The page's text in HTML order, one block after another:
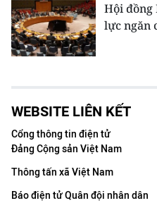
Hội đồng
lực ngăn
WEBSITE LIÊN KẾT
Cổng thông tin điện tử
Đảng Cộng sản Việt Nam
Thông tấn xã Việt Nam
Báo điện tử Quân đội nhân dân